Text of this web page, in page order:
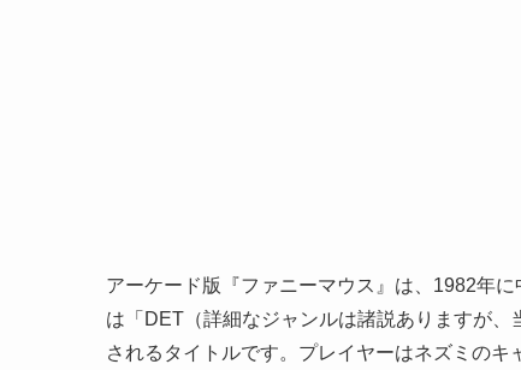
アーケード版『ファニーマウス』は、1982年
は「DET（詳細なジャンルは諸説ありますが
されるタイトルです。プレイヤーはネズミの